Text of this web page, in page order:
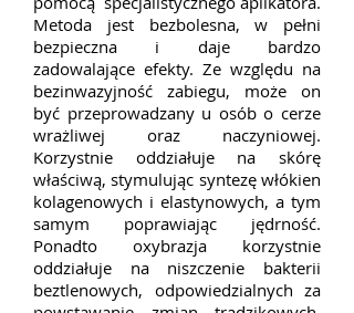
Metoda jest bezbolesna, w pełni
bezpieczna i daje bardzo
zadowalające efekty. Ze względu na
bezinwazyjność zabiegu, może on
być przeprowadzany u osób o cerze
wrażliwej oraz naczyniowej.
Korzystnie oddziałuje na skórę
właściwą, stymulując syntezę włókien
kolagenowych i elastynowych, a tym
samym poprawiając jędrność.
Ponadto oxybrazja korzystnie
oddziałuje na niszczenie bakterii
beztlenowych, odpowiedzialnych za